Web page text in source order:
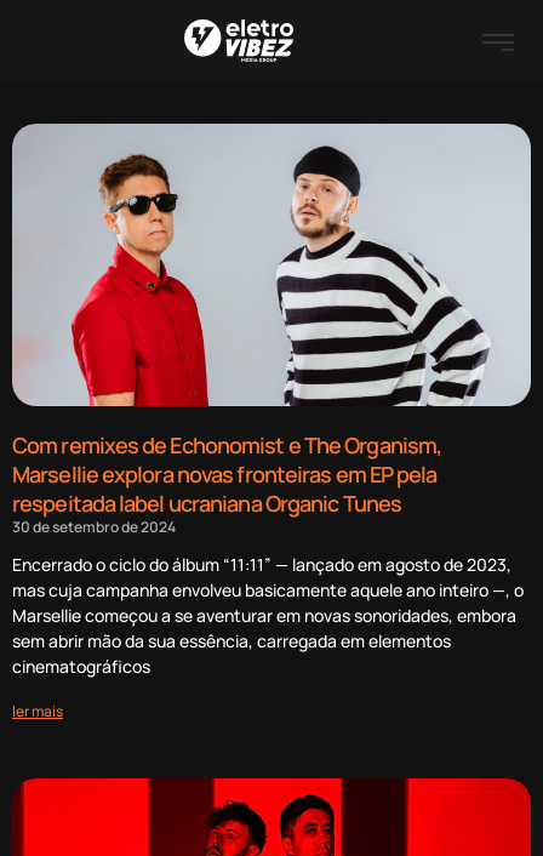
Com remixes de Echonomist e The Organism,
Marsellie explora novas fronteiras em EP pela
respeitada label ucraniana Organic Tunes
30 de setembro de 2024
Encerrado o ciclo do álbum “11:11” — lançado em agosto de 2023,
mas cuja campanha envolveu basicamente aquele ano inteiro —, o
Marsellie começou a se aventurar em novas sonoridades, embora
sem abrir mão da sua essência, carregada em elementos
cinematográficos
ler mais